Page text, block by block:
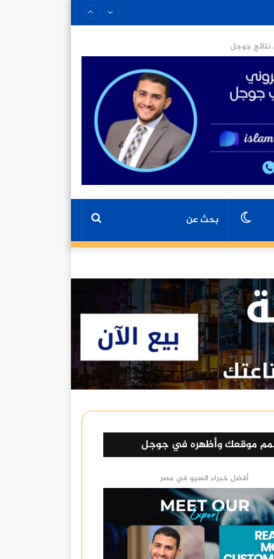
نتائج جوجل
الوضع
موقعك وأظهره في جوجل
أفضل خبراء السيو في مصر